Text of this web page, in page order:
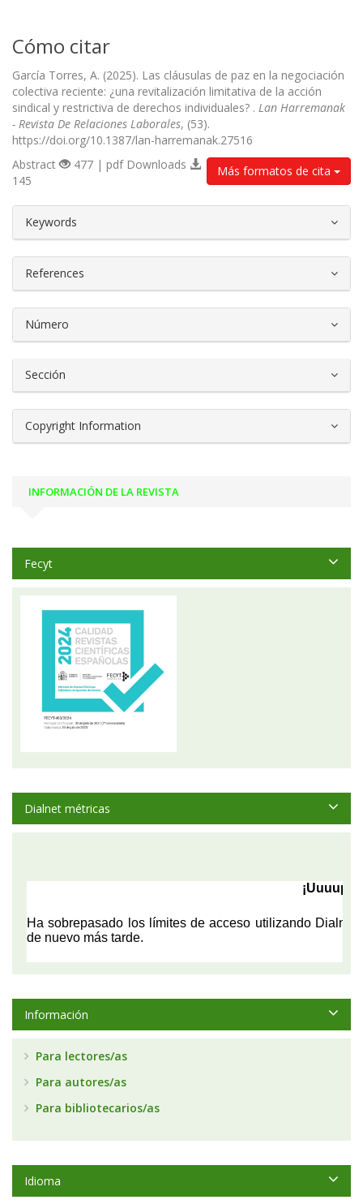
Cómo citar
García Torres, A. (2025). Las cláusulas de paz en la negociación
colectiva reciente: ¿una revitalización limitativa de la acción
sindical y restrictiva de derechos individuales? . Lan Harremanak
- Revista De Relaciones Laborales, (53).
https://doi.org/10.1387/lan-harremanak.27516
Más formatos de cita
Abstract
477 | pdf Downloads
145
Keywords
References
Número
Sección
Copyright Information
INFORMACIÓN DE LA REVISTA
Fecyt
Dialnet métricas
Información
Para lectores/as
Para autores/as
Para bibliotecarios/as
Idioma